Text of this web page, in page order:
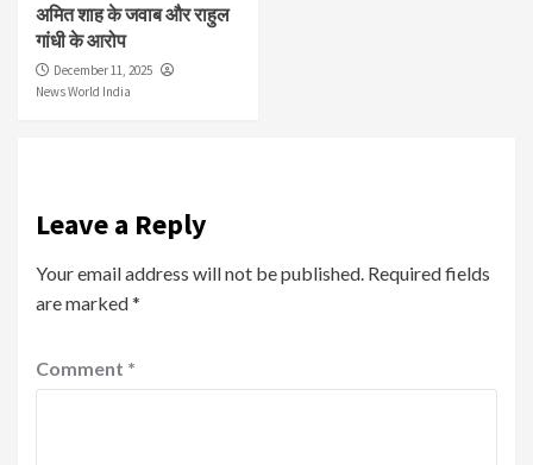
अमित शाह के जवाब और राहुल
गांधी के आरोप
December 11, 2025
News World India
Leave a Reply
Your email address will not be published. Required fields
are marked*
Comment *